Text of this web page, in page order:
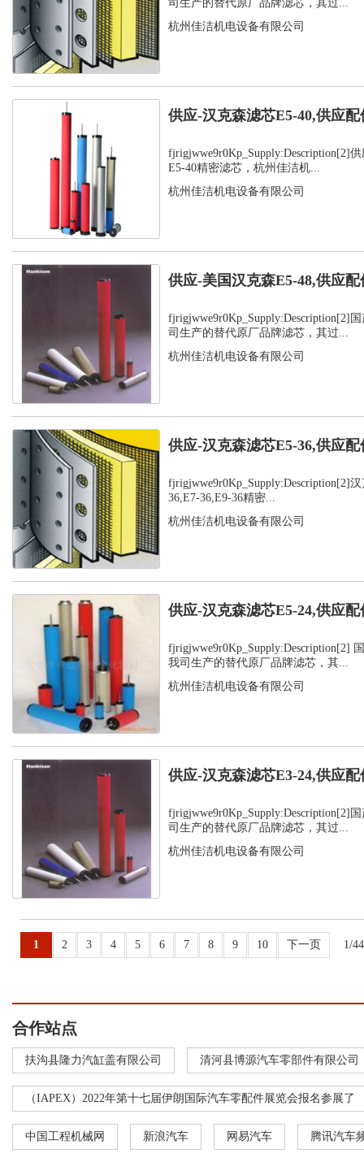
司生产的替代原厂品牌滤芯，其过...
杭州佳洁机电设备有限公司
供应-汉克森滤芯E5-40,供应配
fjrigjwwe9r0Kp_Supply:Description[2]
E5-40精密滤芯，杭州佳洁机...
杭州佳洁机电设备有限公司
供应-美国汉克森E5-48,供应配
fjrigjwwe9r0Kp_Supply:Description[2]
司生产的替代原厂品牌滤芯，其过...
杭州佳洁机电设备有限公司
供应-汉克森滤芯E5-36,供应配
fjrigjwwe9r0Kp_Supply:Description[2]
36,E7-36,E9-36精密...
杭州佳洁机电设备有限公司
供应-汉克森滤芯E5-24,供应配
fjrigjwwe9r0Kp_Supply:Description[2]
我司生产的替代原厂品牌滤芯，其...
杭州佳洁机电设备有限公司
供应-汉克森滤芯E3-24,供应配
fjrigjwwe9r0Kp_Supply:Description[2]
司生产的替代原厂品牌滤芯，其过...
杭州佳洁机电设备有限公司
1 2 3 4 5 6 7 8 9 10 下一页 1/
合作站点
扶沟县隆力汽缸盖有限公司 清河县博源汽车零部件有限公司
（IAPEX）2022年第十七届伊朗国际汽车零配件展览会报名参展了
中国工程机械网 新浪汽车 网易汽车 腾讯汽车